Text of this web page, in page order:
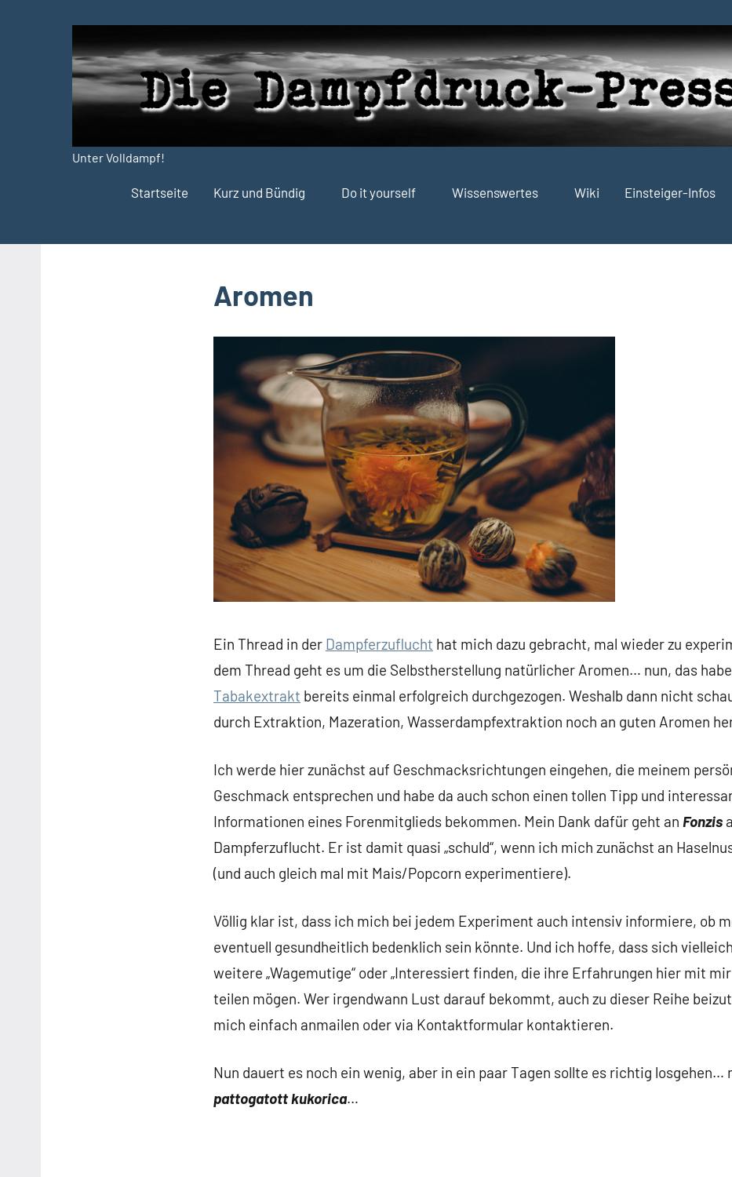
Presse
Unter Volldampf!
Startseite Kurz und Bündig Do it yourself Wissenswertes Wiki Einsteiger-Infos
Aromen
Ein Thread in der Dampferzuflucht hat mich dazu gebracht, mal wieder zu
dem Thread geht es um die Selbstherstellung natürlicher Aromen… nun, das
Tabakextrakt bereits einmal erfolgreich durchgezogen. Weshalb dann nicht
durch Extraktion, Mazeration, Wasserdampfextraktion noch an guten Aromen
Ich werde hier zunächst auf Geschmacksrichtungen eingehen, die meinem
Geschmack entsprechen und habe da auch schon einen tollen Tipp und
Informationen eines Forenmitglieds bekommen. Mein Dank dafür geht an Fonzis
Dampferzuflucht. Er ist damit quasi „schuld“, wenn ich mich zunächst an
(und auch gleich mal mit Mais/Popcorn experimentiere).
Völlig klar ist, dass ich mich bei jedem Experiment auch intensiv informiere, ob
eventuell gesundheitlich bedenklich sein könnte. Und ich hoffe, dass sich
weitere „Wagemutige“ oder „Interessiert finden, die ihre Erfahrungen hier mit
teilen mögen. Wer irgendwann Lust darauf bekommt, auch zu dieser Reihe
mich einfach anmailen oder via Kontaktformular kontaktieren.
Nun dauert es noch ein wenig, aber in ein paar Tagen sollte es richtig losgehen…
pattogatott kukorica…